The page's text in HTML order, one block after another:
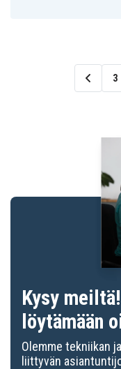
3
Kysy
löytämään
Olemme tekniikan
liittyvän